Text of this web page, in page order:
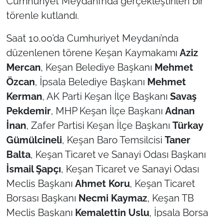
törenle kutlandı.
Saat 10.00’da Cumhuriyet Meydanı’nda
düzenlenen törene Keşan Kaymakamı Aziz
Mercan, Keşan Belediye Başkanı Mehmet
Özcan, İpsala Belediye Başkanı Mehmet
Kerman, AK Parti Keşan İlçe Başkanı Savaş
Pekdemir, MHP Keşan İlçe Başkanı Adnan
İnan, Zafer Partisi Keşan İlçe Başkanı Türkay
Gümülcineli, Keşan Baro Temsilcisi Taner
Balta, Keşan Ticaret ve Sanayi Odası Başkanı
İsmail Şapçı, Keşan Ticaret ve Sanayi Odası
Meclis Başkanı Ahmet Koru, Keşan Ticaret
Borsası Başkanı Necmi Kaymaz, Keşan TB
Meclis Başkanı Kemalettin Uslu, İpsala Borsa
Bölge
Güvenlik
Genel
Politika
Flaş Haber
Dış Haberler
Magazin